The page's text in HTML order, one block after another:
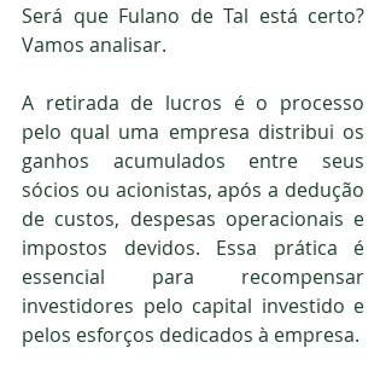
Será que Fulano de Tal está certo?
Vamos analisar.
A retirada de lucros é o processo
pelo qual uma empresa distribui os
ganhos acumulados entre seus
sócios ou acionistas, após a dedução
de custos, despesas operacionais e
impostos devidos. Essa prática é
essencial para recompensar
investidores pelo capital investido e
pelos esforços dedicados à empresa.